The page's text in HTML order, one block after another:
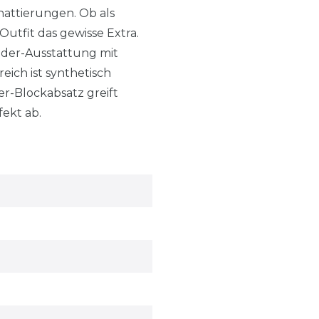
Ob als
das gewisse Extra.
Ausstattung mit
ist synthetisch
Blockabsatz greift
ab.